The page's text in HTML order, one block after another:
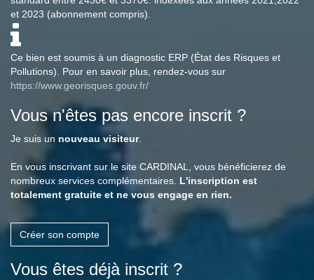
et 2023 (abonnement compris).
Ce bien est soumis à un diagnostic ERP (État des Risques et
Pollutions). Pour en savoir plus, rendez-vous sur
https://www.georisques.gouv.fr/
Vous n'êtes pas encore inscrit ?
Je suis un nouveau visiteur.
En vous inscrivant sur le site CARDINAL, vous bénéficierez de
nombreux services complémentaires. L'inscription est
totalement gratuite et ne vous engage en rien.
Créer son compte
Vous êtes déjà inscrit ?